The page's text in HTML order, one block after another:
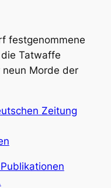
festgenommene
Tatwaffe
Morde der
Zeitung